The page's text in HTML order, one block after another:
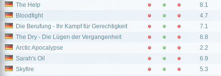
The Help
8.1
Bloodfight
4.7
Die Berufung - Ihr Kampf für Gerechtigkeit
7.1
The Dry - Die Lügen der Vergangenheit
6.8
Arctic Apocalypse
2.2
Sarah's Oil
6.9
Skyfire
5.3